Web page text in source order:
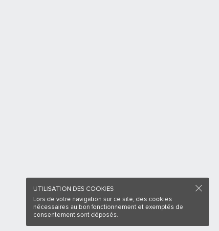
UTILISATION DES COOKIES
Lors de votre navigation sur ce site, des cookies
nécessaires au bon fonctionnement et exemptés de
consentement sont déposés.